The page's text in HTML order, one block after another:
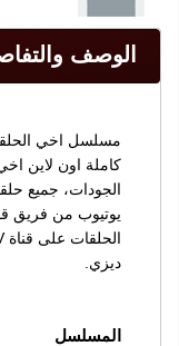
الوصف
يوتيوب من
ديزي.
المسلسل